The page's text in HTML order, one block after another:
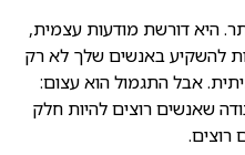
היא דורשת מודעות עצמית,
להשקיע באנשים שלך לא רק
אבל התגמול הוא עצום:
שאנשים רוצים להיות חלק
רוצים.